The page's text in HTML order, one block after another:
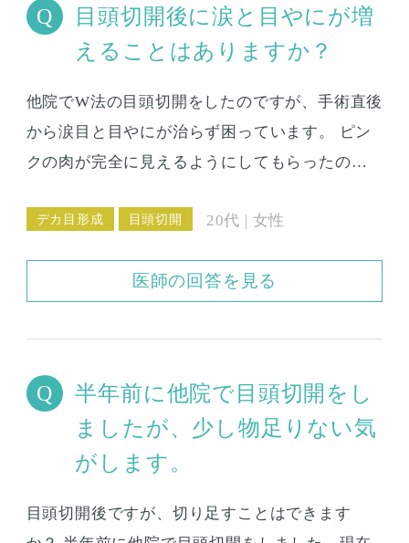
れば良いですけどメイクしても大丈夫でしょう
か。切る手術なので、結構はれてしまうのでし
なっています。 その場合は、目頭切開の手術を
でしょうか。目頭切開と一緒に二重手術をする
場合は、切開法になるのでしょうか、それとも
とても苦手です。 埋没法の時、片目2箇所の注射
をやっと耐えたくらいです。注射すら痛くなく
施術することはできないのでしょうか。
目頭切開後に涙と目やにが増
えることはありますか？
他院でW法の目頭切開をしたのですが、手術直後
から涙目と目やにが治らず困っています。 ピン
クの肉が完全に見えるようにしてもらったの
修正手術で症状を落ち着かせることは可能なの
デカ目形成 目頭切開 20代 | 女性
医師の回答を見る
半年前に他院で目頭切開をし
ましたが、少し物足りない気
がします。
目頭切開後ですが、切り足すことはできます